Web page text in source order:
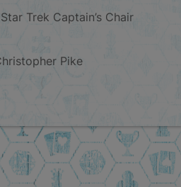
Trek Captain’s Chair
Pike